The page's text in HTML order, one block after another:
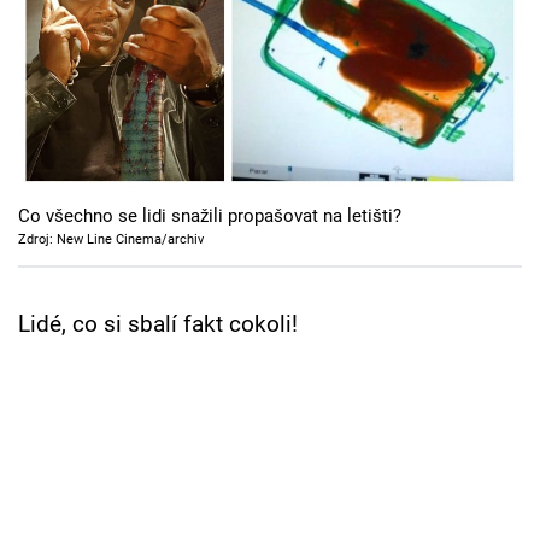
Hry
Cool Esport
Pořady
TV Program
Co všechno se lidi snažili propašovat na letišti?
Zdroj: New Line Cinema/archiv
Lidé, co si sbalí fakt cokoli!